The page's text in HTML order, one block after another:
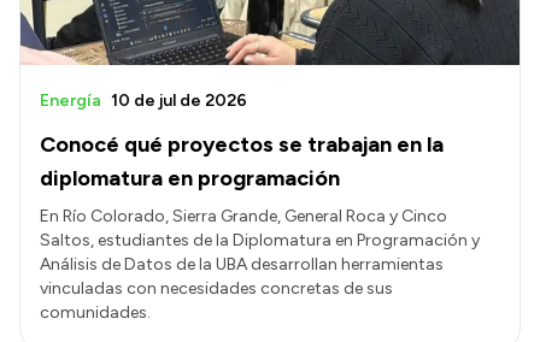
Conocé qué proyectos se trabajan en la
diplomatura en programación
Energía 10 de jul de 2026
En Río Colorado, Sierra Grande, General Roca y Cinco
Saltos, estudiantes de la Diplomatura en Programación y
Análisis de Datos de la UBA desarrollan herramientas
vinculadas con necesidades concretas de sus
comunidades.